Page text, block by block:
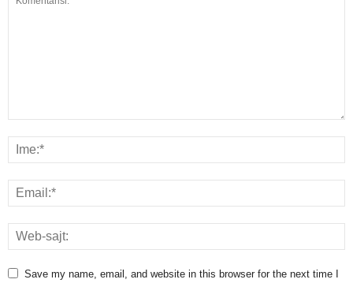
Save my name, email, and website in this browser for the next time I